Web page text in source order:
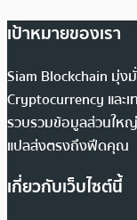
เป้าหมายของเรา
Siam Blockchain มุ่ง
Cryptocurrency และ
รวบรวมข้อมูลส่วนใหญ่
แปลส่งตรงถึงฟีดคุณ
เกี่ยวกับเว็บไซต์นี้